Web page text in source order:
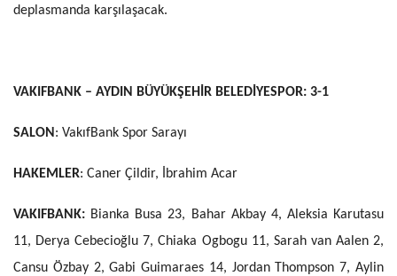
deplasmanda karşılaşacak.
VAKIFBANK – AYDIN BÜYÜKŞEHİR BELEDİYESPOR: 3-1
SALON : VakıfBank Spor Sarayı
HAKEMLER: Caner Çildir, İbrahim Acar
VAKIFBANK: Bianka Busa 23, Bahar Akbay 4, Aleksia Karutasu
11, Derya Cebecioğlu 7, Chiaka Ogbogu 11, Sarah van Aalen 2,
Cansu Özbay 2, Gabi Guimaraes 14, Jordan Thompson 7, Aylin